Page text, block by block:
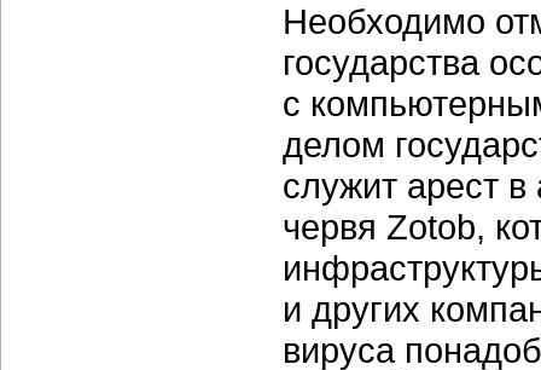
Необходимо
государства
с
делом
служит арест в
червя Zotob,
и других
вируса